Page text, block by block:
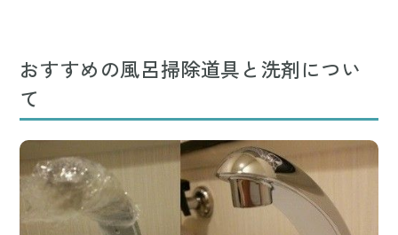
おすすめの風呂掃除道具と洗剤につい
て